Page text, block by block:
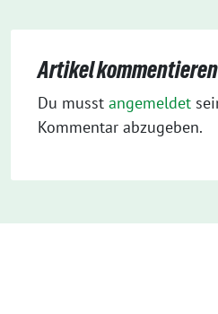
Artikel kommentieren
Du musst angemeldet
Kommentar abzugeben.